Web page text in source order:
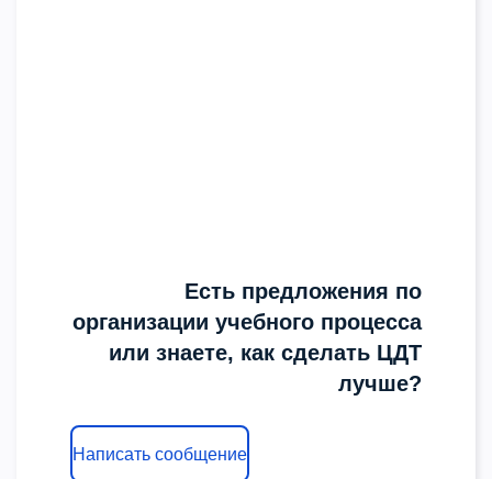
Есть предложения по
организации учебного процесса
или знаете, как сделать ЦДТ
лучше?
Написать сообщение